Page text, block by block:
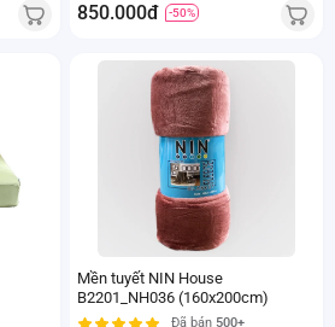
850.000đ -50%
Mền tuyết NIN House
B2201_NH036 (160x200cm)
Đã bán 500+